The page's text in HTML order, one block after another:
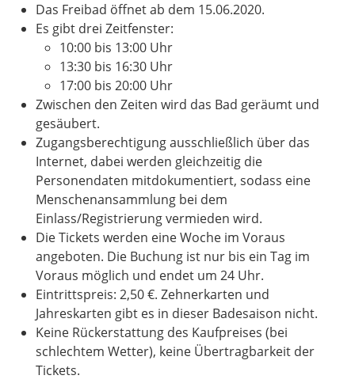
Das Freibad öffnet ab dem 15.06.2020.
Es gibt drei Zeitfenster:
10:00 bis 13:00 Uhr
13:30 bis 16:30 Uhr
17:00 bis 20:00 Uhr
Zwischen den Zeiten wird das Bad geräumt und
gesäubert.
Zugangsberechtigung ausschließlich über das
Internet, dabei werden gleichzeitig die
Personendaten mitdokumentiert, sodass eine
Menschenansammlung bei dem
Einlass/Registrierung vermieden wird.
Die Tickets werden eine Woche im Voraus
angeboten. Die Buchung ist nur bis ein Tag im
Voraus möglich und endet um 24 Uhr.
Eintrittspreis: 2,50 €. Zehnerkarten und
Jahreskarten gibt es in dieser Badesaison nicht.
Keine Rückerstattung des Kaufpreises (bei
schlechtem Wetter), keine Übertragbarkeit der
Tickets.